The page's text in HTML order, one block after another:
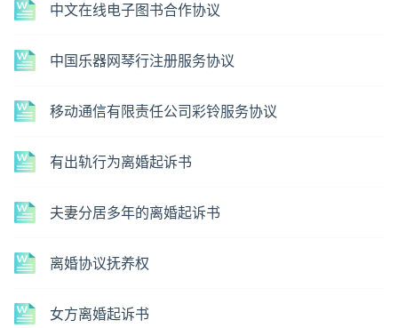
中文在线电子图书合作协议
中国乐器网琴行注册服务协议
移动通信有限责任公司彩铃服务协议
有出轨行为离婚起诉书
夫妻分居多年的离婚起诉书
离婚协议抚养权
女方离婚起诉书